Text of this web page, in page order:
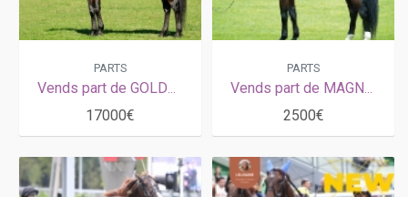
PARTS
Vends part de GOLDEN BRIDGE (Ready Cash-Usenza par Coktail Jet) avec saillie 2026.
17000€
PARTS
Vends part de MAGNIFICENT RODNEY (Coktail Jet - Bodomie par Podosis) avec saillie 2026
2500€